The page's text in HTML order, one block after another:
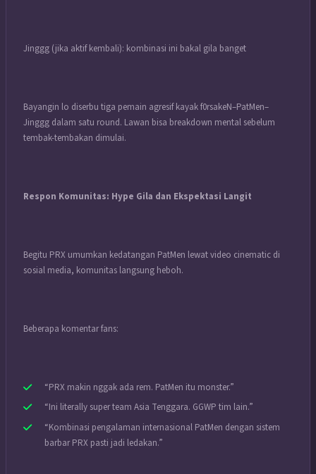
Jinggg (jika aktif kembali): kombinasi ini bakal gila banget
Bayangin lo diserbu tiga pemain agresif kayak f0rsakeN–PatMen–
Jinggg dalam satu round. Lawan bisa breakdown mental sebelum
tembak-tembakan dimulai.
Respon Komunitas: Hype Gila dan Ekspektasi Langit
Begitu PRX umumkan kedatangan PatMen lewat video cinematic di
sosial media, komunitas langsung heboh.
Beberapa komentar fans:
“PRX makin nggak ada rem. PatMen itu monster.”
“Ini literally super team Asia Tenggara. GGWP tim lain.”
“Kombinasi pengalaman internasional PatMen dengan sistem
barbar PRX pasti jadi ledakan.”